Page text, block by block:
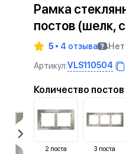
Рамка
постов (шелк,
5 4 отзыва
Нет
Артикул:VLS110504
Количество постов
2 поста 3 поста